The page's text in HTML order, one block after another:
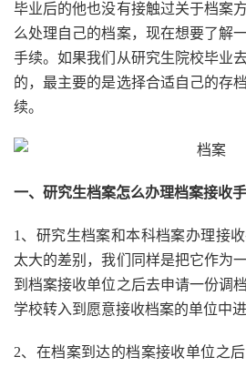
毕业后的他也没有接触过关于档案
么处理自己的档案，现在想要了解
手续。如果我们从研究生院校毕业
的，最主要的是选择合适自己的存
续。
一、研究生档案怎么办理档案接收
1、研究生档案和本科档案办理接
太大的差别，我们同样是把它作为
到档案接收单位之后去申请一份调
学校转入到愿意接收档案的单位中
2、在档案到达的档案接收单位之